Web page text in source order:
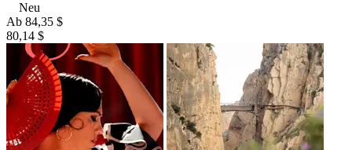
Neu
Ab 84,35 $
80,14 $